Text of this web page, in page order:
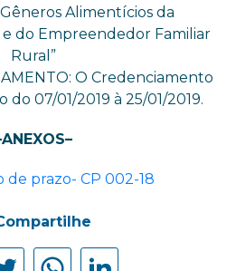
Alimentícios da
do Empreendedor Familiar
Rural”
O Credenciamento
do 07/01/2019 à 25/01/2019.
de prazo- CP 002-18